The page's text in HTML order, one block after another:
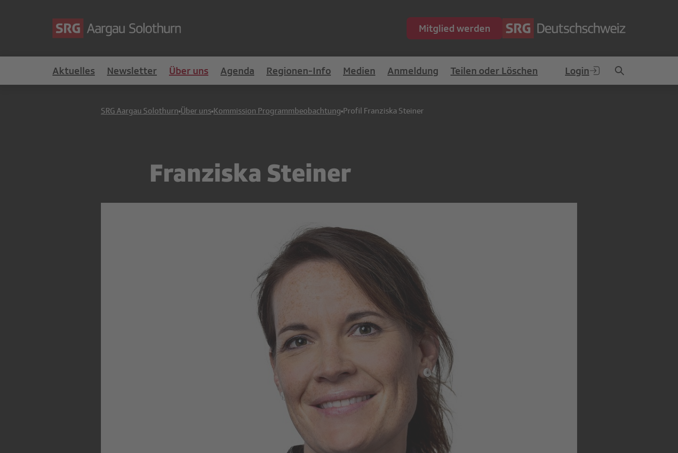
Mitglied werden
Aktuelles Newsletter Über uns Agenda Regionen-Info Medien Anmeldung Teilen oder Löschen Login
SRG Aargau Solothurn Über uns Kommission Programmbeobachtung Profil Franziska Steiner
Franziska Steiner